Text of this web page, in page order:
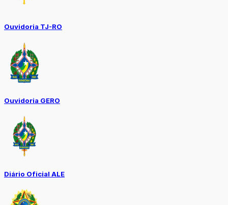
Ouvidoria TJ-RO
Ouvidoria GERO
Diário Oficial ALE